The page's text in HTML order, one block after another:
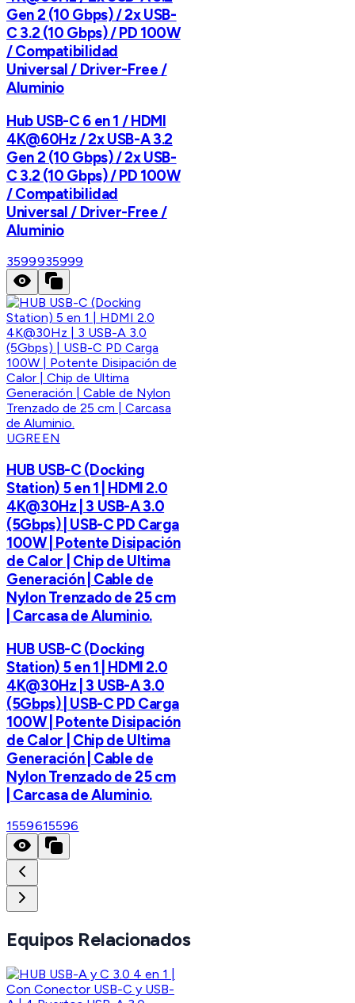
Gen 2 (10 Gbps) / 2x USB-
C 3.2 (10 Gbps) / PD 100W
/ Compatibilidad
Universal / Driver-Free /
Aluminio
Hub USB-C 6 en 1 / HDMI
4K@60Hz / 2x USB-A 3.2
Gen 2 (10 Gbps) / 2x USB-
C 3.2 (10 Gbps) / PD 100W
/ Compatibilidad
Universal / Driver-Free /
Aluminio
3599935999
UGREEN
HUB USB-C (Docking
Station) 5 en 1 | HDMI 2.0
4K@30Hz | 3 USB-A 3.0
(5Gbps) | USB-C PD Carga
100W | Potente Disipación
de Calor | Chip de Ultima
Generación | Cable de
Nylon Trenzado de 25 cm
| Carcasa de Aluminio.
HUB USB-C (Docking
Station) 5 en 1 | HDMI 2.0
4K@30Hz | 3 USB-A 3.0
(5Gbps) | USB-C PD Carga
100W | Potente Disipación
de Calor | Chip de Ultima
Generación | Cable de
Nylon Trenzado de 25 cm
| Carcasa de Aluminio.
1559615596
Equipos Relacionados